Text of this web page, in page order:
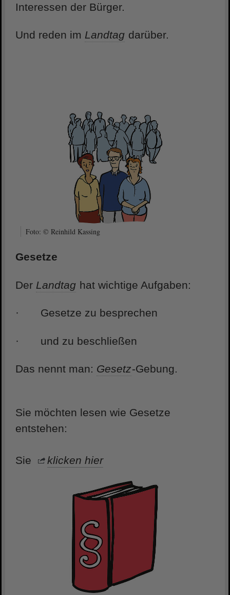
Interessen der Bürger.
Und reden im Landtag darüber.
Foto: © Reinhild Kassing
Gesetze
Der Landtag hat wichtige Aufgaben:
· Gesetze zu besprechen
· und zu beschließen
Das nennt man: Gesetz-Gebung.
Sie möchten lesen wie Gesetze
entstehen:
Sie klicken hier